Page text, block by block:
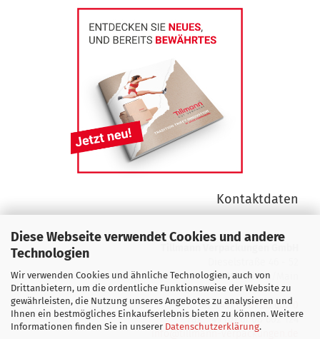
Diese Webseite verwendet Cookies und andere
Technologien
Wir verwenden Cookies und ähnliche Technologien, auch von
Drittanbietern, um die ordentliche Funktionsweise der Website zu
gewährleisten, die Nutzung unseres Angebotes zu analysieren und
Ihnen ein bestmögliches Einkaufserlebnis bieten zu können. Weitere
Informationen finden Sie in unserer Datenschutzerklärung.
Kontaktdaten
D 63165 Mühlheim/Main
Telefon:+49 (0) 61 08 602 0
Fax: +49 (0) 61 08 602 124
info@tillmann-verpackungen.de